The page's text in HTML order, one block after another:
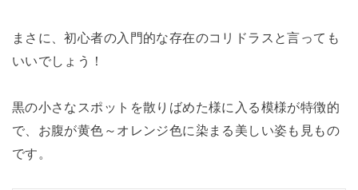
まさに、初心者の入門的な存在のコリドラスと言っても
いいでしょう！
黒の小さなスポットを散りばめた様に入る模様が特徴的
で、お腹が黄色～オレンジ色に染まる美しい姿も見もの
です。